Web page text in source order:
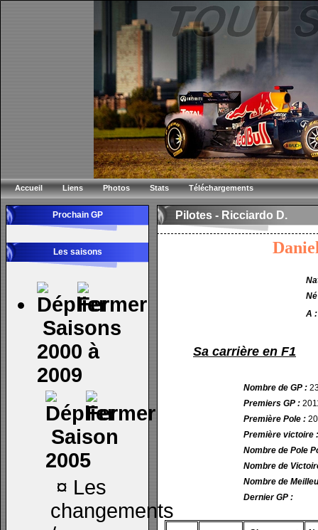
Accueil Liens Photos Stats Téléchargements
Prochain GP
Les saisons
Saisons
2000 à
2009
Saison
2005
¤ Les
changements
Pilotes - Ricciardo D.
A :
Sa carrière en F1
Nombre de GP :
Premiers GP :
Première Pole :
Première victoire
Nombre de Pole
Nombre de
Nombre de
Dernier GP :